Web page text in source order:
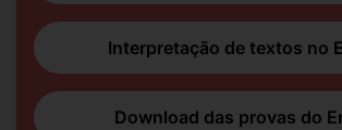
Interpretação de textos no
Download das provas do